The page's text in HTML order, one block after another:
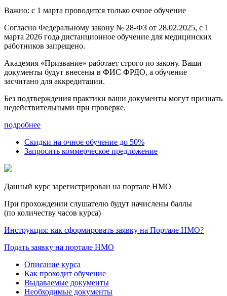
Важно: с 1 марта проводится только очное обучение
Согласно Федеральному закону № 28-ФЗ от 28.02.2025, с 1
марта 2026 года дистанционное обучение для медицинских
работников запрещено.
Академия «Призвание» работает строго по закону. Ваши
документы будут внесены в ФИС ФРДО, а обучение
засчитано для аккредитации.
Без подтверждения практики ваши документы могут признать
недействительными при проверке.
подробнее
Скидки на очное обучение до 50%
Запросить коммерческое предложение
Данный курс зарегистрирован на портале НМО
При прохождении слушателю будут начислены баллы
(по количеству часов курса)
Инструкция: как сформировать заявку на Портале НМО?
Подать заявку на портале НМО
Описание курса
Как проходит обучение
Выдаваемые документы
Необходимые документы